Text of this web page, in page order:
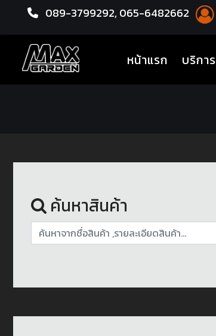
089-3799292, 065-6482662
หน้าแรก(current)
บริการ
หน้าแรก ชุดโปรแม็กซ์พร้อมยาง
ค้นหาสินค้า